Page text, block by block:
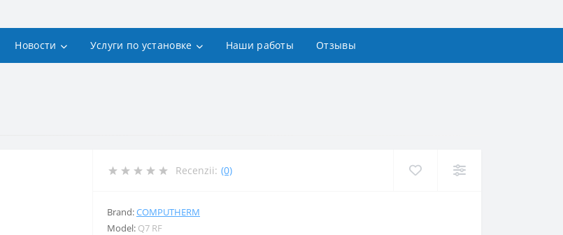
Новости Услуги по установке Наши работы Отзывы
Recenzii: (0)
Brand:COMPUTHERM
Model: Q7 RF